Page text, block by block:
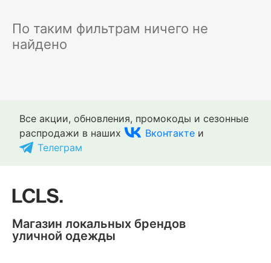
По таким фильтрам ничего не
найдено
Все акции, обновления, промокоды и сезонные
распродажи в наших
Вконтакте и
Телеграм
Магазин локальных брендов
уличной одежды